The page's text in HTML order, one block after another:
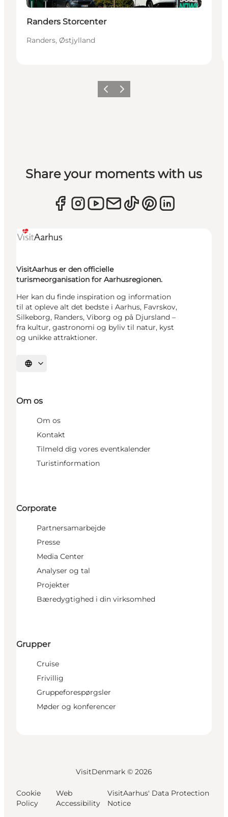
Randers Storcenter
Randers, Østjylland
ForrigeNæste
Share your moments with us
VisitAarhus er den officielle
turismeorganisation for Aarhusregionen.
Her kan du finde inspiration og information
til at opleve alt det bedste i Aarhus, Favrskov,
Silkeborg, Randers, Viborg og på Djursland –
fra kultur, gastronomi og byliv til natur, kyst
og unikke attraktioner.
Vælg sprog
Om os
Om os
Kontakt
Tilmeld dig vores eventkalender
Turistinformation
Corporate
Partnersamarbejde
Presse
Media Center
Analyser og tal
Projekter
Bæredygtighed i din virksomhed
Grupper
Cruise
Frivillig
Gruppeforespørgsler
Møder og konferencer
VisitDenmark © 2026
Cookie
Policy
Web
Accessibility
VisitAarhus' Data Protection
Notice